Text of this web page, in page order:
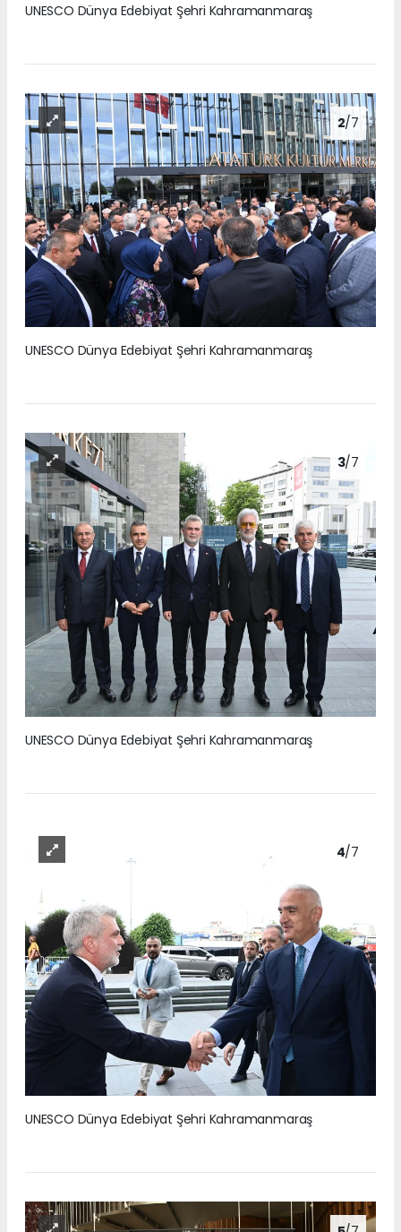
UNESCO Dünya Edebiyat Şehri Kahramanmaraş
2/7
UNESCO Dünya Edebiyat Şehri Kahramanmaraş
3/7
UNESCO Dünya Edebiyat Şehri Kahramanmaraş
4/7
UNESCO Dünya Edebiyat Şehri Kahramanmaraş